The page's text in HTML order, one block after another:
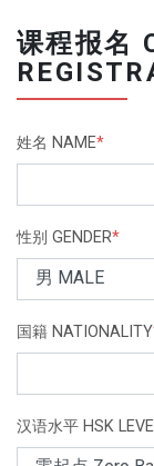
课程报名
姓名 NAME*
性别 GENDER*
国籍 NATIONALITY
汉语水平 HSK